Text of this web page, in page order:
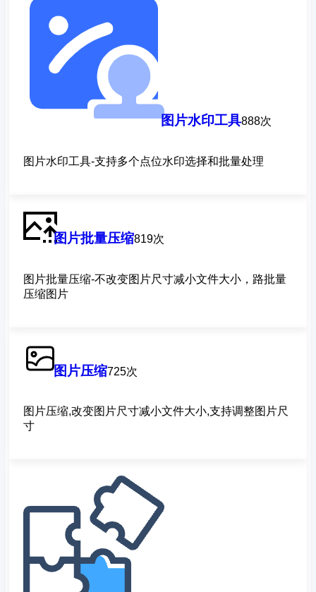
图片水印工具888次
图片水印工具-支持多个点位水印选择和批量处理
图片批量压缩819次
图片批量压缩-不改变图片尺寸减小文件大小，路批量
压缩图片
图片压缩725次
图片压缩,改变图片尺寸减小文件大小,支持调整图片尺
寸